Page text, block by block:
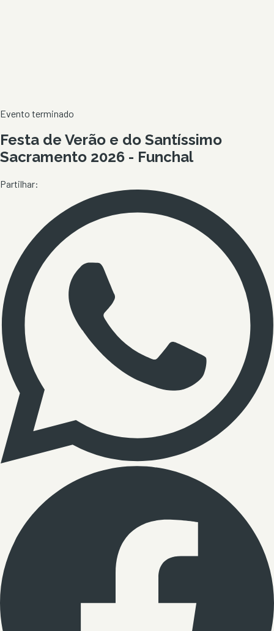
Evento terminado
Festa de Verão e do Santíssimo
Sacramento 2026 - Funchal
Partilhar: